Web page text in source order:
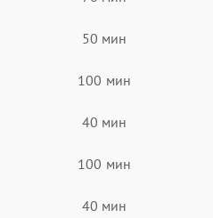
50 мин
100 мин
40 мин
100 мин
40 мин